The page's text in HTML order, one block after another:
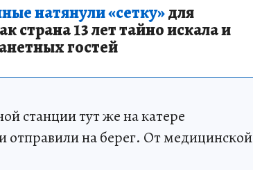
натянули «сетку»для
страна 13 лет тайно искала и
гостей
станции тут же на катере
отправили на берег. От медицинской